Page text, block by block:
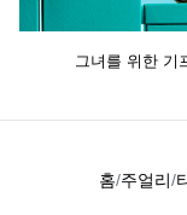
그녀를 위한 기
홈 주얼리